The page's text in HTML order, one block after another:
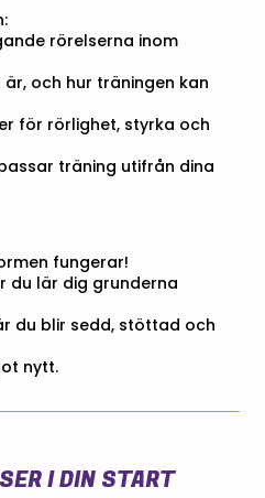
rörelserna inom
är, och hur träningen kan
för rörlighet, styrka och
träning utifrån dina
fungerar!
du lär dig grunderna
du blir sedd, stöttad och
nytt.
I DIN START